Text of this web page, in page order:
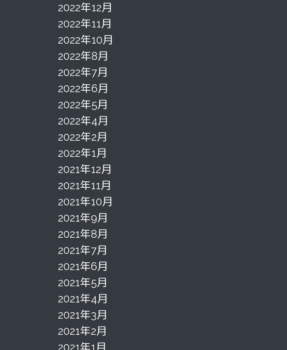
2022年12月
2022年11月
2022年10月
2022年8月
2022年7月
2022年6月
2022年5月
2022年4月
2022年2月
2022年1月
2021年12月
2021年11月
2021年10月
2021年9月
2021年8月
2021年7月
2021年6月
2021年5月
2021年4月
2021年3月
2021年2月
2021年1月